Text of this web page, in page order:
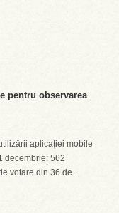
pentru observarea
aplicației mobile
decembrie: 562
votare din 36 de...